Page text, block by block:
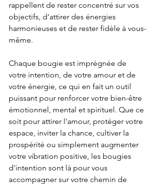
rappellent de rester concentré sur vos
objectifs, d'attirer des énergies
harmonieuses et de rester fidèle à vous-
même.
Chaque bougie est imprégnée de
votre intention, de votre amour et de
votre énergie, ce qui en fait un outil
puissant pour renforcer votre bien-être
émotionnel, mental et spirituel. Que ce
soit pour attirer l'amour, protéger votre
espace, inviter la chance, cultiver la
prospérité ou simplement augmenter
votre vibration positive, les bougies
d'intention sont là pour vous
accompagner sur votre chemin de